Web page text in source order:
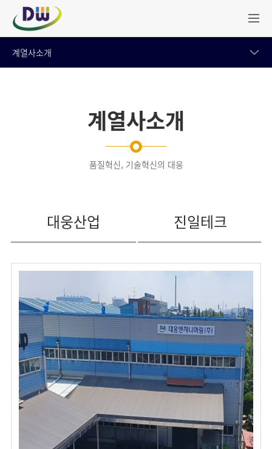
계열사소개
계열사소개
품질혁신, 기술혁신의 대웅
대웅산업 진일테크